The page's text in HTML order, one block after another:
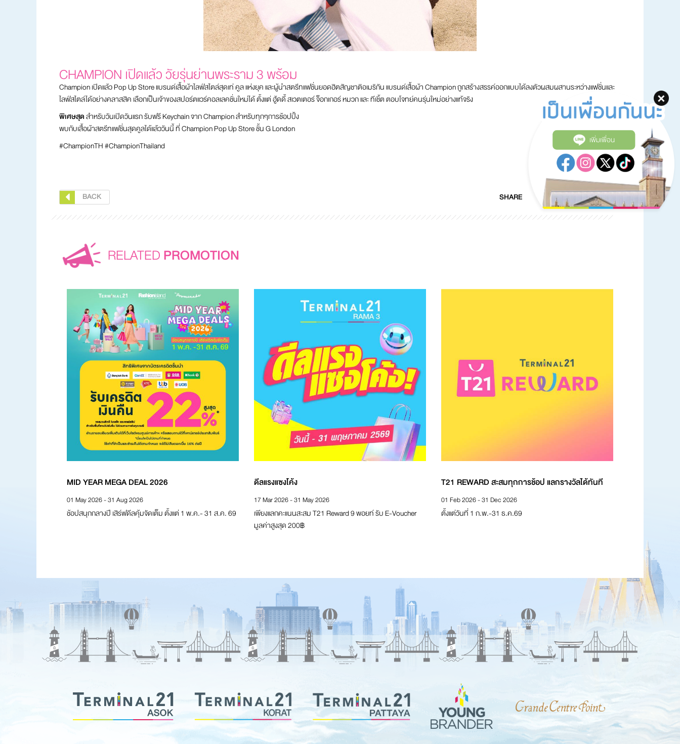
เพิ่มเพื่อน
CHAMPION เปิดแล้ว วัยรุ่นย่านพระราม 3 พร้อม
Champion เปิดแล้ว Pop Up Store แบรนด์เสื้อผ้าไลฟ์สไตล์สุดเท่ คูล แห่งยุค และผู้นำสตรีทแฟชั่นยอดฮิตสัญชาติอเมริกัน แบรนด์เสื้อผ้า Champion ถูกสร้างสรรค์ออกแบบได้ลงตัวผสมผสานระหว่างแฟชั่นและ
ไลฟ์สไตล์ได้อย่างคลาสสิค เลือกเป็นเจ้าของสปอร์ตแวร์คอลเลคชั่นใหม่ได้ ตั้งแต่ ฮู้ดดี้ สเวตเตอร์ จ็อกเกอร์ หมวก และ ทีเชิ้ต ตอบโจทย์คนรุ่นใหม่อย่างแท้จริง
พิเศษสุดสำหรับวันเปิดวันแรก รับฟรี Keychain จาก Champion สำหรับทุกๆการช้อปปิ้ง
พบกับเสื้อผ้าสตรีทแฟชั่นสุดคูลได้แล้ววันนี้ ที่ Champion Pop Up Store ชั้น G London
#ChampionTH #ChampionThailand
BACK SHARE
RELATEDPROMOTION
MID YEAR MEGA DEAL 2026
01 May 2026 - 31 Aug 2026
ช้อปสนุกกลางปี เสิร์ฟดีลคุ้มจัดเต็ม ตั้งแต่ 1 พ.ค.- 31 ส.ค. 69
ดีลแรงแซงโค้ง
17 Mar 2026 - 31 May 2026
เพียงแลกคะแนนสะสม T21 Reward 9 พอยท์ รับ E-Voucher
มูลค่าสูงสุด 200฿
T21 REWARD สะสมทุกการช้อป แลกรางวัลได้ทันที
01 Feb 2026 - 31 Dec 2026
ตั้งแต่วันที่ 1 ก.พ.-31 ธ.ค.69